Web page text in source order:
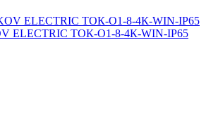
ELECTRIC ТОК-О1-8-4К-WIN-IP65